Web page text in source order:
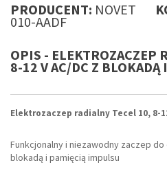
PRODUCENT: NOVET
010-AADF
OPIS - ELEKTROZACZEP
8-12 V AC/DC Z BLOKADĄ
Elektrozaczep radialny Tecel 10, 8-
Funkcjonalny i niezawodny zaczep
blokadą i pamięcią impulsu